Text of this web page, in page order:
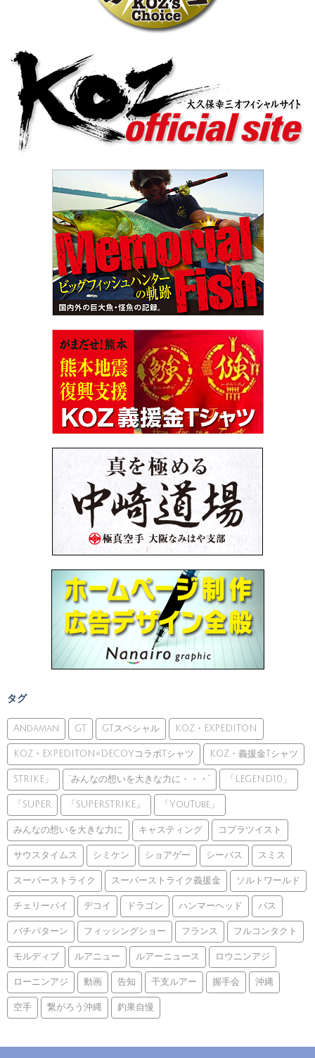
タグ
Andaman GT GTスペシャル KOZ・EXPEDITON
KOZ・EXPEDITON×DECOYコラボTシャツ KOZ・義援金Tシャツ
STRIKE」 ”みんなの想いを大きな力に・・・” 「LEGEND10」
「SUPER 「SUPERSTRIKE」 「YouTube」
みんなの想いを大きな力に キャスティング コブラツイスト
サウスタイムス シミケン ショアゲー シーバス スミス
スーパーストライク スーパーストライク義援金 ソルトワールド
チェリーパイ デコイ ドラゴン ハンマーヘッド バス
バチパターン フィッシングショー フランス フルコンタクト
モルディブ ルアニュー ルアーニュース ロウニンアジ
ローニンアジ 動画 告知 干支ルアー 握手会 沖縄
空手 繋がろう沖縄 釣果自慢